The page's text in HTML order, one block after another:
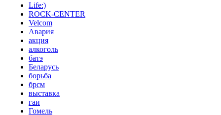
Life:)
ROCK-CENTER
Velcom
Авария
акция
алкоголь
батэ
Беларусь
борьба
брсм
выставка
гаи
Гомель